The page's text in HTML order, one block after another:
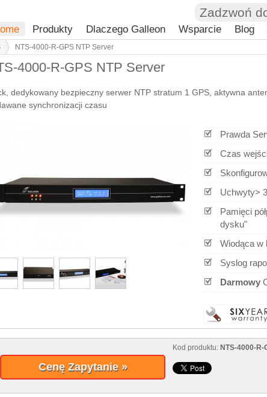
Zadzwoń
Produkty Dlaczego Galleon Wsparcie Blog
NTS-4000-R-GPS NTP Server
4000-R-GPS NTP Server
dedykowany bezpieczny serwer NTP stratum 1 GPS, aktywna
synchronizacji czasu
Prawda
Czas
Uchwyty>
Pamięci
dysku"
Wiodąca w
Syslog
Darmowy
Cenę Zapytanie »
Kod produktu: NTS-4000-R-